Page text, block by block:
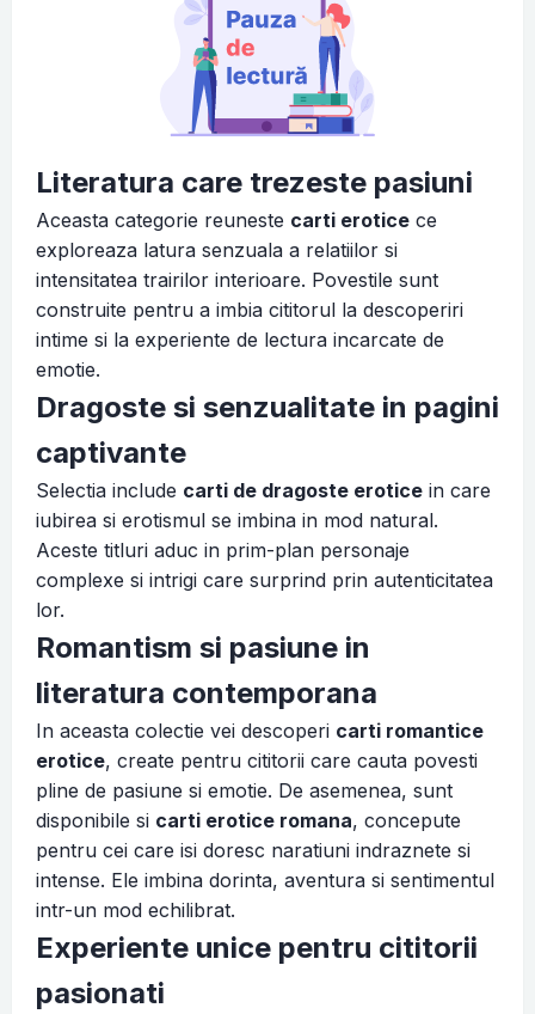
Literatura care trezeste pasiuni
Aceasta categorie reuneste carti erotice ce
exploreaza latura senzuala a relatiilor si
intensitatea trairilor interioare. Povestile sunt
construite pentru a imbia cititorul la descoperiri
intime si la experiente de lectura incarcate de
emotie.
Dragoste si senzualitate in pagini
captivante
Selectia include carti de dragoste erotice in care
iubirea si erotismul se imbina in mod natural.
Aceste titluri aduc in prim-plan personaje
complexe si intrigi care surprind prin autenticitatea
lor.
Romantism si pasiune in
literatura contemporana
In aceasta colectie vei descoperi carti romantice
erotice, create pentru cititorii care cauta povesti
pline de pasiune si emotie. De asemenea, sunt
disponibile si carti erotice romana, concepute
pentru cei care isi doresc naratiuni indraznete si
intense. Ele imbina dorinta, aventura si sentimentul
intr-un mod echilibrat.
Experiente unice pentru cititorii
pasionati